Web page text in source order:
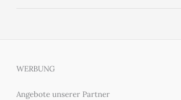
WERBUNG
Angebote unserer Partner